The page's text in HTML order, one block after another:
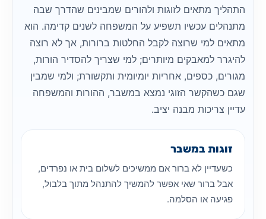
התהליך מתאים לזוגות ולהורים שמבינים שהדרך שבה
מתנהלים עכשיו תשפיע על המשפחה לשנים קדימה. הוא
מתאים למי שרוצה לקבל החלטות ברורות, אך לא רוצה
להיגרר למאבקים מיותרים; למי שצריך להסדיר הורות,
מגורים, כספים, אחריות יומיומית ותקשורת; ולמי שמבין
שגם כשהקשר הזוגי נמצא במשבר, ההורות והמשפחה
עדיין צריכות מבנה יציב.
זוגות במשבר
כשעדיין לא ברור אם ממשיכים לשלום בית או נפרדים,
אבל ברור שאי אפשר להמשיך להתנהל מתוך בלבול,
פגיעה או הסלמה.